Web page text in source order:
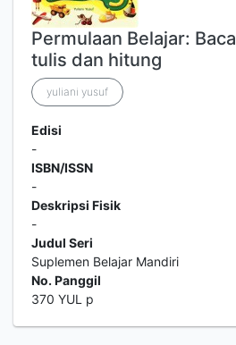
Permulaan Belajar: Baca
tulis dan hitung
yuliani yusuf
Edisi
-
ISBN/ISSN
-
Deskripsi Fisik
-
Judul Seri
Suplemen Belajar Mandiri
No. Panggil
370 YUL p